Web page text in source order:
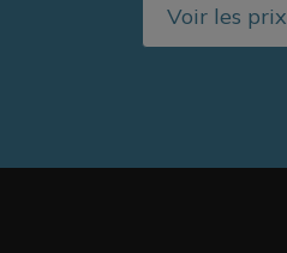
Voir les prix